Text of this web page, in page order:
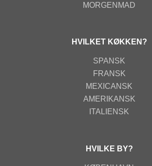
MORGENMAD
HVILKET KØKKEN?
SPANSK
FRANSK
MEXICANSK
AMERIKANSK
ITALIENSK
HVILKE BY?